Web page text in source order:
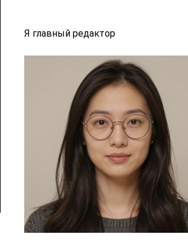
Я главный редактор